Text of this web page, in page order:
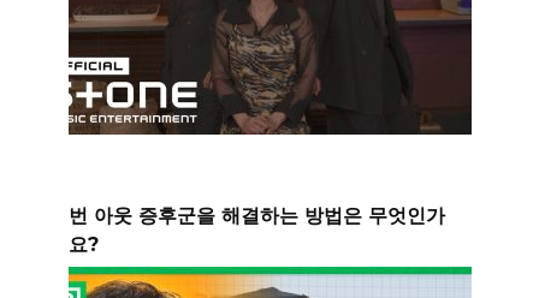
번 아웃 증후군을 해결하는 방법은 무엇인가
요?